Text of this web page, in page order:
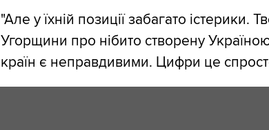
"Але у їхній позиції забагато істерики.
Угорщини про нібито створену
країн є неправдивими. Цифри це